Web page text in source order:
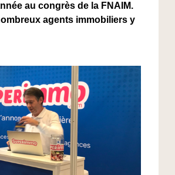
au congrès de la FNAIM.
agents immobiliers y